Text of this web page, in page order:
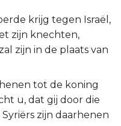
krijg tegen Israël,
zijn knechten,
zijn in de plaats van
tot de koning
u, dat gij door die
zijn daarhenen